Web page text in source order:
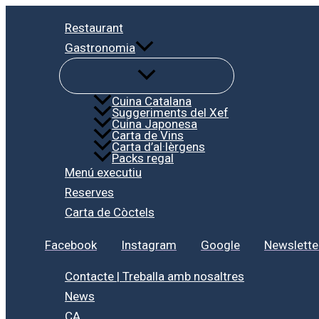
Restaurant
Gastronomia
Cuina Catalana
Suggeriments del Xef
Cuina Japonesa
Carta de Vins
Carta d’al·lèrgens
Packs regal
Menú executiu
Reserves
Carta de Còctels
Facebook Instagram Google
Contacte | Treballa amb nosaltres
News